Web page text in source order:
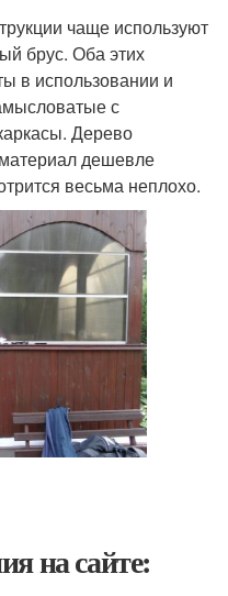
чаще используют
брус. Оба этих
в использовании и
с
Дерево
дешевле
весьма неплохо.
на сайте: